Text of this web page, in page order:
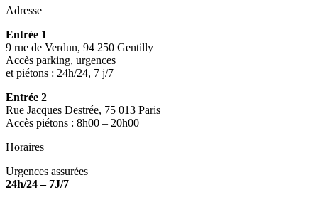
Adresse
Entrée 1
9 rue de Verdun, 94 250 Gentilly
Accès parking, urgences
et piétons : 24h/24, 7 j/7
Entrée 2
Rue Jacques Destrée, 75 013 Paris
Accès piétons : 8h00 – 20h00
Horaires
Urgences assurées
24h/24 – 7J/7